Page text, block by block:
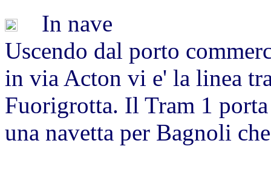
In nave
Uscendo dal porto
in via Acton vi e' la linea
Fuorigrotta. Il Tram 1
una navetta per Bagnoli